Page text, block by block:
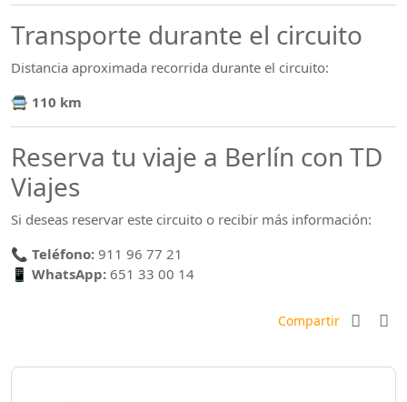
Transporte durante el circuito
Distancia aproximada recorrida durante el circuito:
🚍 110 km
Reserva tu viaje a Berlín con TD
Viajes
Si deseas reservar este circuito o recibir más información:
📞 Teléfono: 911 96 77 21
📱 WhatsApp: 651 33 00 14
Compartir